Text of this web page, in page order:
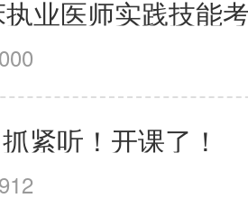
紧听！开课了！